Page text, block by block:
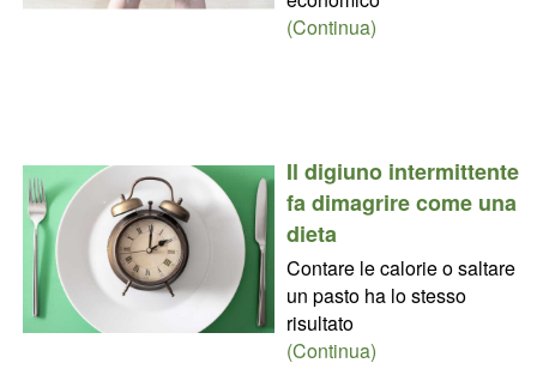
(Continua)
Il digiuno intermittente
fa dimagrire come una
dieta
Contare le calorie o saltare
un pasto ha lo stesso
risultato
(Continua)